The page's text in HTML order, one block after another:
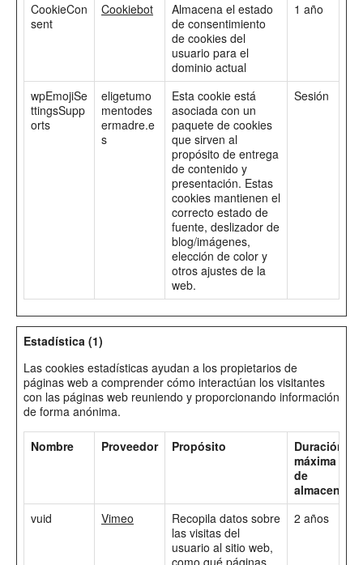
CookieCon
sent
Cookiebot
Almacena el estado
de consentimiento
de cookies del
usuario para el
dominio actual
1 año
wpEmojiSe
ttingsSupp
orts
eligetumo
mentodes
ermadre.e
s
Esta cookie está
asociada con un
paquete de cookies
que sirven al
propósito de entrega
de contenido y
presentación. Estas
cookies mantienen el
correcto estado de
fuente, deslizador de
blog/imágenes,
elección de color y
otros ajustes de la
web.
Sesión
Estadística (1)
Las cookies estadísticas ayudan a los propietarios de
páginas web a comprender cómo interactúan los visitantes
con las páginas web reuniendo y proporcionando información
de forma anónima.
Nombre Proveedor Propósito
Duración
máxima
de
vuid
Vimeo
Recopila datos sobre
las visitas del
usuario al sitio web,
como qué páginas
2 años